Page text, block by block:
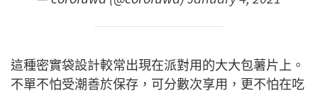
這種密實袋設計較常出現在派對用的大大包薯片上。
不單不怕受潮善於保存，可分數次享用，更不怕在吃